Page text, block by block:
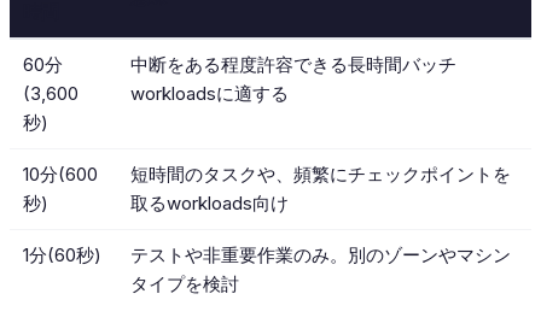
60分
(3,600
秒)
中断をある程度許容できる長時間バッチ
workloadsに適する
10分(600
秒)
短時間のタスクや、頻繁にチェックポイントを
取るworkloads向け
1分(60秒)
テストや非重要作業のみ。別のゾーンやマシン
タイプを検討